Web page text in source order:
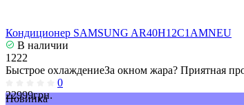
Кондиционер SAMSUNG AR40H12C1AMNEU
В наличии
1222
Быстрое охлаждениеЗа окном жара? Приятная
0
22999грн.
Новинка